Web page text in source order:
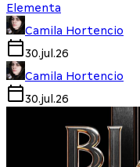
Elementa
Camila Hortencio
30.jul.26
Camila Hortencio
30.jul.26